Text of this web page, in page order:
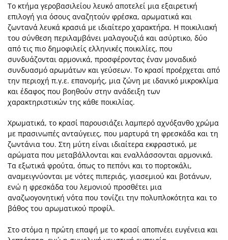
Το κτήμα γεροβασιλείου λευκό αποτελεί μια εξαιρετική
επιλογή για όσους αναζητούν φρέσκα, αρωματικά και
ζωντανά λευκά κρασιά με ιδιαίτερο χαρακτήρα. Η ποικιλιακή
του σύνθεση περιλαμβάνει μαλαγουζιά και ασύρτικο, δύο
από τις πιο δημοφιλείς ελληνικές ποικιλίες, που
συνδυάζονται αρμονικά, προσφέροντας έναν μοναδικό
συνδυασμό αρωμάτων και γεύσεων. Το κρασί προέρχεται από
την περιοχή π.γ.ε. επανoμής, μια ζώνη με ιδανικό μικροκλίμα
και έδαφος που βοηθούν στην ανάδειξη των
χαρακτηριστικών της κάθε ποικιλίας.
Χρωματικά, το κρασί παρουσιάζει λαμπερό αχνόξανθο χρώμα
με πρασινωπές ανταύγειες, που μαρτυρά τη φρεσκάδα και τη
ζωντάνια του. Στη μύτη είναι ιδιαίτερα εκφραστικό, με
αρώματα που μεταβάλλονται και εναλλάσσονται αρμονικά.
Τα εξωτικά φρούτα, όπως το πεπόνι και το πορτοκάλι,
αναμειγνύονται με νότες πιπεριάς, γιασεμιού και βοτάνων,
ενώ η φρεσκάδα του λεμονιού προσθέτει μια
αναζωογονητική νότα που τονίζει την πολυπλοκότητα και το
βάθος του αρωματικού προφίλ.
Στο στόμα η πρώτη επαφή με το κρασί αποπνέει ευγένεια και